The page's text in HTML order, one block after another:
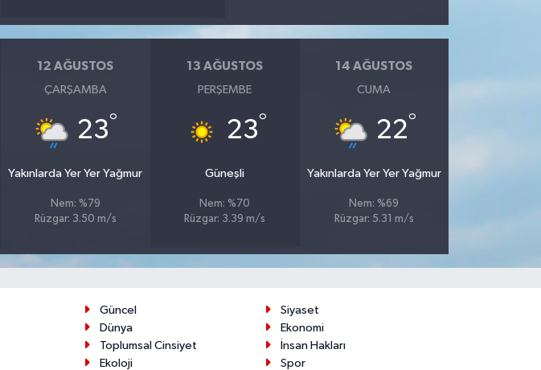
12 AĞUSTOS
ÇARŞAMBA
23°
Yakınlarda Yer Yer Yağmur
Nem: %79
Rüzgar: 3.50 m/s
13 AĞUSTOS
PERŞEMBE
23°
Güneşli
Nem: %70
Rüzgar: 3.39 m/s
14 AĞUSTOS
CUMA
22°
Yakınlarda Yer Yer Yağmur
Nem: %69
Rüzgar: 5.31 m/s
Güncel
Siyaset
Dünya
Ekonomi
Toplumsal Cinsiyet
İnsan Hakları
Ekoloji
Spor